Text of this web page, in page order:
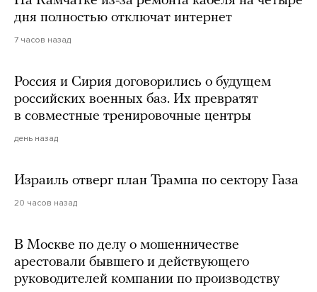
дня полностью отключат интернет
7 часов назад
Россия и Сирия договорились о будущем
российских военных баз. Их превратят
в совместные тренировочные центры
день назад
Израиль отверг план Трампа по сектору Газа
20 часов назад
В Москве по делу о мошенничестве
арестовали бывшего и действующего
руководителей компании по производству